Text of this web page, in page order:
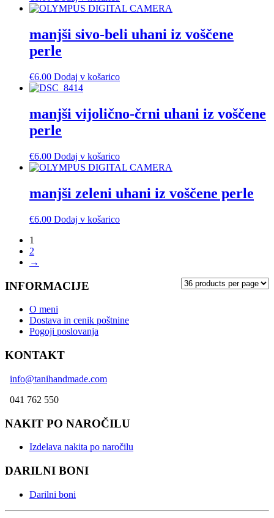
manjši sivo-beli uhani iz voščene
perle
€6.00 Dodaj v košarico
manjši vijolično-črni uhani iz voščene
perle
€6.00 Dodaj v košarico
manjši zeleni uhani iz voščene perle
€6.00 Dodaj v košarico
1
2
→
INFORMACIJE
O meni
Dostava in cenik poštnine
Pogoji poslovanja
KONTAKT
info@tanihandmade.com
041 762 550
NAKIT PO NAROČILU
Izdelava nakita po naročilu
DARILNI BONI
Darilni boni